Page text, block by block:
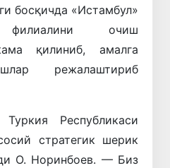
босқичда «Истамбул»
филиалини очиш
қилиниб, амалга
режалаштириб
Республикаси
стратегик шерик
О. Норинбоев. — Биз